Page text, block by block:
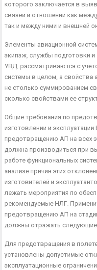
которого заключается в
связей и отношений как
так и между ними и внешней
Элементы авиационной
экипаж, службы подготовки и
УВД, рассматриваются с
системы в целом, а свойства
не столько суммированием
сколько свойствами ее
Общие требования по
изготовлении и
предотвращению АП на всех
должна производиться при
работе функциональных
анализе причин этих
изготовителей и
лежать мероприятия по
рекомендуемые НЛГ.
предотвращению АП на
должны отражать
Для предотвращения в
установлены допустимые
эксплуатационные